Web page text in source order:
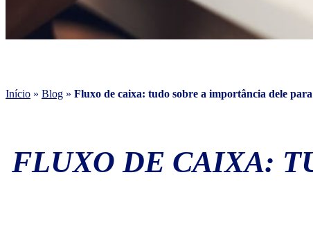
Início » Blog » Fluxo de caixa: tudo sobre a importância dele para
FLUXO DE CAIXA: